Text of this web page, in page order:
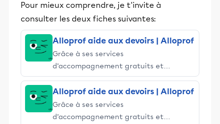
Pour mieux comprendre, je t'invite à
consulter les deux fiches suivantes:
Alloprof aide aux devoirs | Alloprof
Grâce à ses services
d’accompagnement gratuits et
stimulants, Alloprof engage les élèves
et leurs parents dans la réussite
éducative.
Alloprof aide aux devoirs | Alloprof
Grâce à ses services
d’accompagnement gratuits et